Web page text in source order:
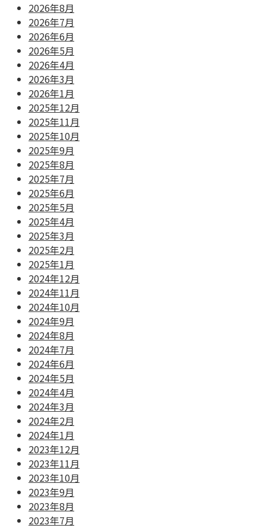
2026年8月
2026年7月
2026年6月
2026年5月
2026年4月
2026年3月
2026年1月
2025年12月
2025年11月
2025年10月
2025年9月
2025年8月
2025年7月
2025年6月
2025年5月
2025年4月
2025年3月
2025年2月
2025年1月
2024年12月
2024年11月
2024年10月
2024年9月
2024年8月
2024年7月
2024年6月
2024年5月
2024年4月
2024年3月
2024年2月
2024年1月
2023年12月
2023年11月
2023年10月
2023年9月
2023年8月
2023年7月